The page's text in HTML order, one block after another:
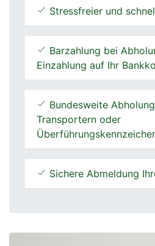
Stressfreier und
Barzahlung bei
Einzahlung auf Ihr
Bundesweite
Transportern oder
Sichere Abmeldung